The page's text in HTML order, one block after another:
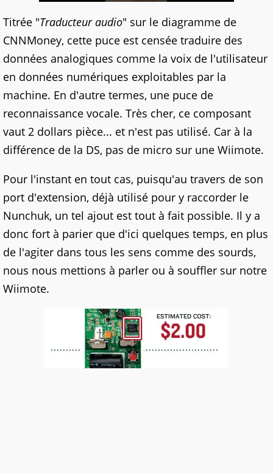
Titrée "Traducteur audio" sur le diagramme de
CNNMoney, cette puce est censée traduire des
données analogiques comme la voix de l'utilisateur
en données numériques exploitables par la
machine. En d'autre termes, une puce de
reconnaissance vocale. Très cher, ce composant
vaut 2 dollars pièce... et n'est pas utilisé. Car à la
différence de la DS, pas de micro sur une Wiimote.
Pour l'instant en tout cas, puisqu'au travers de son
port d'extension, déjà utilisé pour y raccorder le
Nunchuk, un tel ajout est tout à fait possible. Il y a
donc fort à parier que d'ici quelques temps, en plus
de l'agiter dans tous les sens comme des sourds,
nous nous mettions à parler ou à souffler sur notre
Wiimote.